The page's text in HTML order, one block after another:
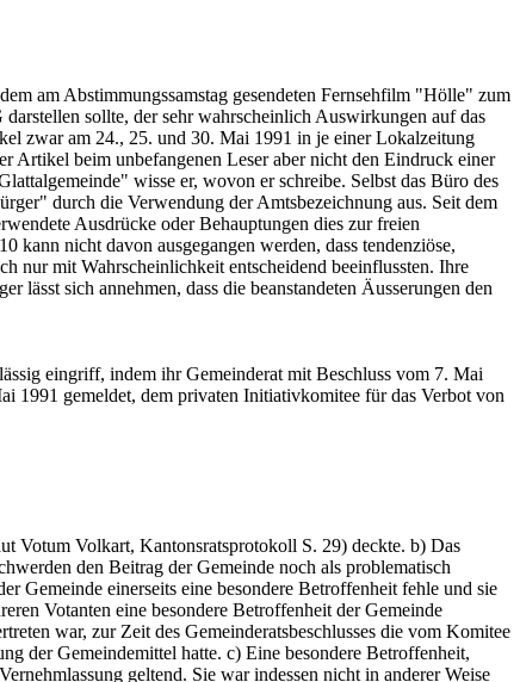
am Abstimmungssamstag gesendeten Fernsehfilm "Hölle" zum
sollte, der sehr wahrscheinlich Auswirkungen auf das
zwar am 24., 25. und 30. Mai 1991 in je einer Lokalzeitung
Artikel beim unbefangenen Leser aber nicht den Eindruck einer
wisse er, wovon er schreibe. Selbst das Büro des
durch die Verwendung der Amtsbezeichnung aus. Seit dem
Ausdrücke oder Behauptungen dies zur freien
nicht davon ausgegangen werden, dass tendenziöse,
nur mit Wahrscheinlichkeit entscheidend beeinflussten. Ihre
lässt sich annehmen, dass die beanstandeten Äusserungen den
eingriff, indem ihr Gemeinderat mit Beschluss vom 7. Mai
1991 gemeldet, dem privaten Initiativkomitee für das Verbot von
Votum Volkart, Kantonsratsprotokoll S. 29) deckte. b) Das
den Beitrag der Gemeinde noch als problematisch
Gemeinde einerseits eine besondere Betroffenheit fehle und sie
Votanten eine besondere Betroffenheit der Gemeinde
war, zur Zeit des Gemeinderatsbeschlusses die vom Komitee
der Gemeindemittel hatte. c) Eine besondere Betroffenheit,
geltend. Sie war indessen nicht in anderer Weise